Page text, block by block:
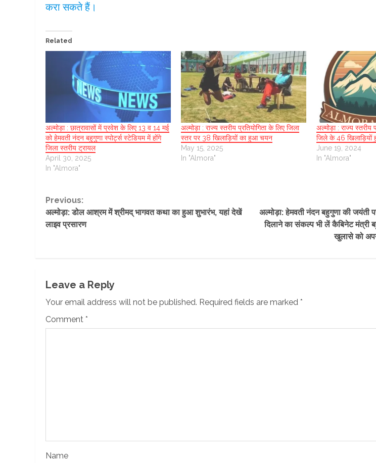
करा सकते हैं।
Related
अल्मोड़ा : छात्रावासों में प्रवेश के लिए 13 व 14 मई
को हेमवती नंदन बहुगुणा स्पोर्ट्स स्टेडियम में होंगे
जिला स्तरीय ट्रायल
April 30, 2025
In "Almora"
अल्मोड़ा : राज्य स्तरीय प्रतियोगिता के लिए जिला
स्तर पर 38 खिलाड़ियों का हुआ चयन
May 15, 2025
In "Almora"
अल्मोड़ा : राज्य
जिले के 46
June 19, 2024
In "Almora"
Continue
Reading
Previous:
अल्मोड़ा: डोल आश्रम में श्रीमद् भागवत कथा का हुआ शुभारंभ, यहां देखें
लाइव प्रसारण
अल्मोड़ा: हेमवती नंदन बहुगुणा की जयंती
दिलाने का संकल्प भी लें कैबिनेट मंत्री
खुलासे को
Leave a Reply
Your email address will not be published. Required fields are marked *
Comment *
Name